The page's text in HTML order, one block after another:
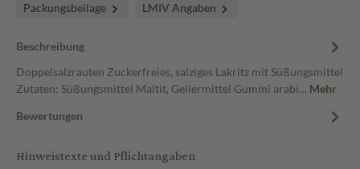
Packungsbeilage LMIV Angaben
Beschreibung
Doppelsalzrauten Zuckerfreies, salziges Lakritz mit Süßungsmittel
Zutaten: Süßungsmittel Maltit, Geliermittel Gummi arabi… Mehr
Bewertungen
Hinweistexte und Pflichtangaben